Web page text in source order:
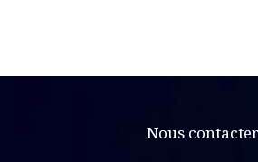
Nous contacter